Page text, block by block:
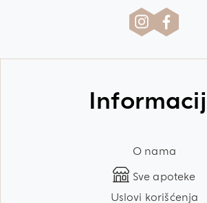
O nama
Sve apoteke
Uslovi korišćenja